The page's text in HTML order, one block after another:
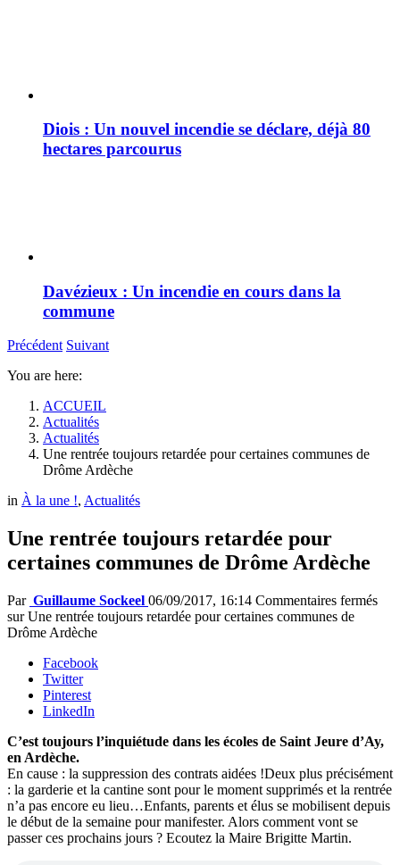
Diois : Un nouvel incendie se déclare, déjà 80
hectares parcourus
Davézieux : Un incendie en cours dans la
commune
Précédent Suivant
You are here:
ACCUEIL
Actualités
Actualités
Une rentrée toujours retardée pour certaines communes de
Drôme Ardèche
in À la une !, Actualités
Une rentrée toujours retardée pour
certaines communes de Drôme Ardèche
Par Guillaume Sockeel 06/09/2017, 16:14 Commentaires fermés
sur Une rentrée toujours retardée pour certaines communes de
Drôme Ardèche
Facebook
Twitter
Pinterest
LinkedIn
C’est toujours l’inquiétude dans les écoles de Saint Jeure d’Ay,
en Ardèche.
En cause : la suppression des contrats aidées !Deux plus précisément
: la garderie et la cantine sont pour le moment supprimés et la rentrée
n’a pas encore eu lieu…Enfants, parents et élus se mobilisent depuis
le début de la semaine pour manifester. Alors comment vont se
passer ces prochains jours ? Ecoutez la Maire Brigitte Martin.